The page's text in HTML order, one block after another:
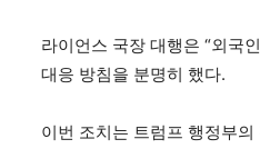
라이언스 국장 대행은 “외국
대응 방침을 분명히 했다.
이번 조치는 트럼프 행정부